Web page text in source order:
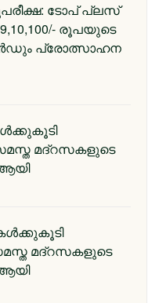
ടോപ് പ്ലസ്
രൂപയുടെ
പ്രോത്സാഹന
മദ്‌റസകളുടെ
ആയി
മദ്റസകളുടെ
ആയി